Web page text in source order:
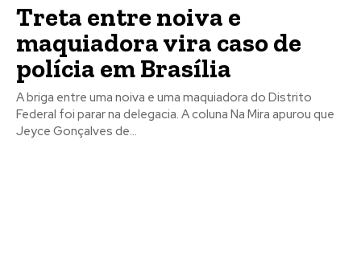
Treta entre noiva e
maquiadora vira caso de
polícia em Brasília
A briga entre uma noiva e uma maquiadora do Distrito
Federal foi parar na delegacia. A coluna Na Mira apurou que
Jeyce Gonçalves de...